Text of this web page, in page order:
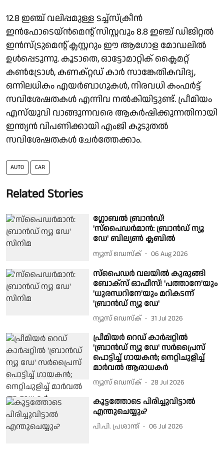
‌12.8 ഇഞ്ച് വലിപ്പമുള്ള ടച്ച്‌സ്‌ക്രീൻ
ഇൻഫോടെയ്ൻമെന്റ് സിസ്റ്റവും 8.8 ഇഞ്ച് ഡിജിറ്റൽ
ഇൻസ്ട്രുമെന്റ് ക്ലസ്റ്ററും ഈ ആഗോള മോഡലിൽ
ഉൾപ്പെടുന്നു. കൂടാതെ, ഓട്ടോമാറ്റിക് ക്ലൈമറ്റ്
കൺട്രോൾ, കണക്റ്റഡ് കാർ സാങ്കേതികവിദ്യ,
ഒന്നിലധികം എയര്‍ബാഗുകള്‍, നിരവധി കംഫർട്ട്
സവിശേഷതകൾ എന്നിവ നൽകിയിട്ടുണ്ട്. പ്രീമിയം
എസ്‌യുവി വാങ്ങുന്നവരെ ആകർഷിക്കുന്നതിനായി
ഇന്ത്യൻ വിപണിക്കായി എം‌ജി കൂടുതൽ
സവിശേഷതകൾ ചേർത്തേക്കാം.
AUTO CAR
Related Stories
ഗ്ലോബൽ ബ്രാൻഡ്!
'സ്പൈഡർമാൻ: ബ്രാൻഡ് ന്യൂ
ഡേ' ബില്യൺ ക്ലബിൽ
ന്യൂസ് ഡെസ്ക് 06 Aug 2026
സ്പൈഡർ വലയിൽ കുരുങ്ങി
ബോക്സ് ഓഫീസ്! 'പത്താനേ'യും
'ധുരന്ധറിനേ'യും മറികടന്ന്
'ബ്രാൻഡ് ന്യൂ ഡേ'
ന്യൂസ് ഡെസ്ക് 31 Jul 2026
പ്രീമിയർ റെഡ് കാർപ്പറ്റിൽ
'ബ്രാൻഡ് ന്യൂ ഡേ' സർപ്രൈസ്
പൊട്ടിച്ച് ഗായകൻ; നെറ്റിചുളിച്ച്
മാർവൽ ആരാധകർ
ന്യൂസ് ഡെസ്ക് 28 Jul 2026
കൂട്ടത്തോടെ പിരിച്ചുവിട്ടാല്‍
എന്തുചെയ്യും?
പി.പി. പ്രശാന്ത് 06 Jul 2026